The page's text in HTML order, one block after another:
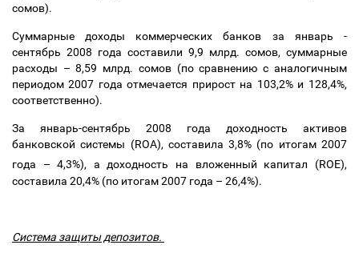
сомов).
Суммарные доходы коммерческих банков за январь -
сентябрь 2008 года составили 9,9 млрд. сомов, суммарные
расходы – 8,59 млрд. сомов (по сравнению с аналогичным
периодом 2007 года отмечается прирост на 103,2% и 128,4%,
соответственно).
За январь-сентябрь 2008 года доходность активов
банковской системы (ROA), составила 3,8% (по итогам 2007
года – 4,3%), а доходность на вложенный капитал (ROE),
составила 20,4% (по итогам 2007 года – 26,4%).
Система защиты депозитов.